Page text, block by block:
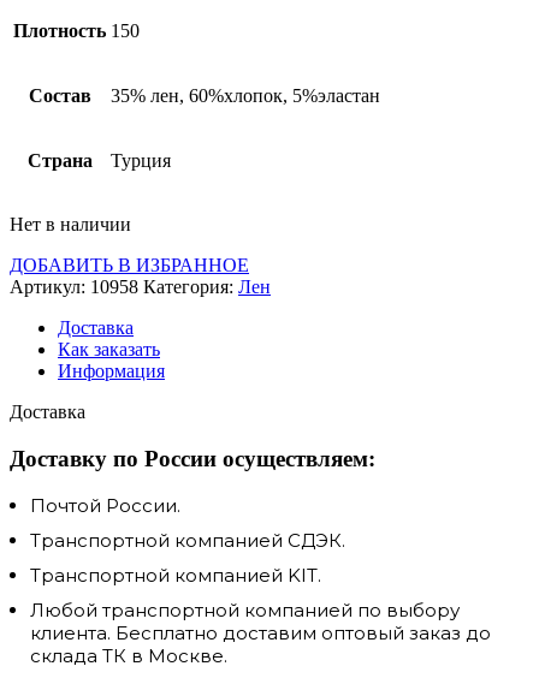
Плотность 150
Состав 35% лен, 60%хлопок, 5%эластан
Страна Турция
Нет в наличии
ДОБАВИТЬ В ИЗБРАННОЕ
Артикул: 10958 Категория: Лен
Доставка
Как заказать
Информация
Доставка
Доставку по России осуществляем:
Почтой России.
Транспортной компанией СДЭК.
Транспортной компанией KIT.
Любой транспортной компанией по выбору
клиента. Бесплатно доставим оптовый заказ до
склада ТК в Москве.